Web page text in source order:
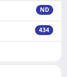
ND
434